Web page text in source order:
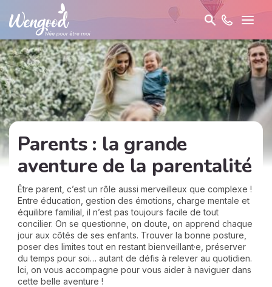
Parents : la grande
aventure de la parentalité
Être parent, c’est un rôle aussi merveilleux que complexe !
Entre éducation, gestion des émotions, charge mentale et
équilibre familial, il n’est pas toujours facile de tout
concilier. On se questionne, on doute, on apprend chaque
jour aux côtés de ses enfants. Trouver la bonne posture,
poser des limites tout en restant bienveillant·e, préserver
du temps pour soi… autant de défis à relever au quotidien.
Ici, on vous accompagne pour vous aider à naviguer dans
cette belle aventure !